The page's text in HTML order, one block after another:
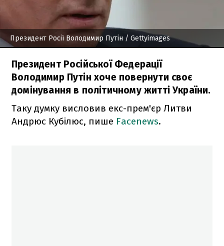
Президент Росії Володимир Путін / Gettyimages
Президент Російської Федерації
Володимир Путін хоче повернути своє
домінування в політичному житті України.
Таку думку висловив екс-прем'єр Литви
Андрюс Кубілюс, пише Facenews.